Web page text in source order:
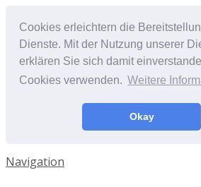
Cookies erleichtern die
Dienste. Mit der Nutzung unserer
erklären Sie sich damit
Cookies verwenden. Weitere
Okay
Navigation